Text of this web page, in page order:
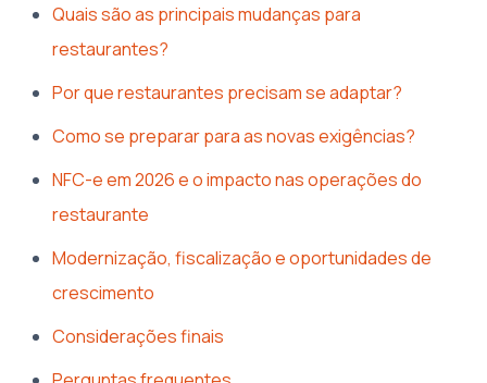
Quais são as principais mudanças para
restaurantes?
Por que restaurantes precisam se adaptar?
Como se preparar para as novas exigências?
NFC-e em 2026 e o impacto nas operações do
restaurante
Modernização, fiscalização e oportunidades de
crescimento
Considerações finais